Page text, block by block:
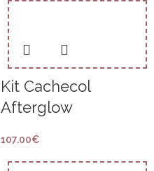
Kit Cachecol
Afterglow
107.00€